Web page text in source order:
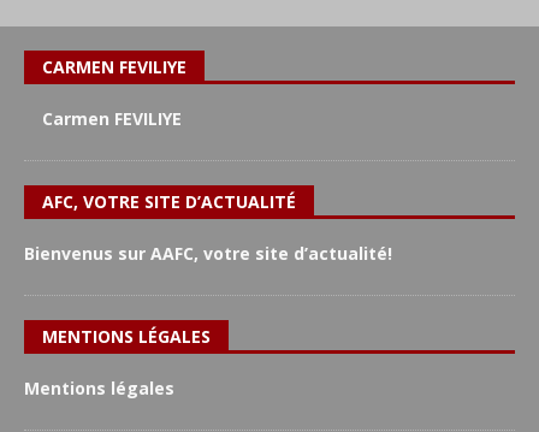
CARMEN FEVILIYE
Carmen FEVILIYE
AFC, VOTRE SITE D’ACTUALITÉ
Bienvenus sur AAFC, votre site d’actualité!
MENTIONS LÉGALES
Mentions légales